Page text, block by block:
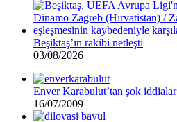
Beşiktaş’ın rakibi netleşti
03/08/2026
Enver Karabulut’tan şok iddialar
16/07/2009